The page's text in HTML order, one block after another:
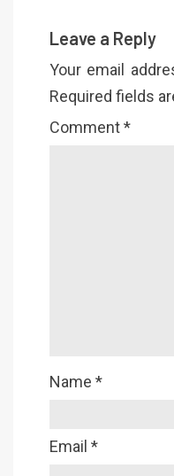
Leave a Reply
Your email
Required fields
Comment*
Name *
Email *